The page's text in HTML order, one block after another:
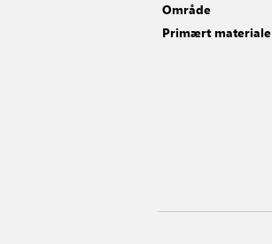
Område
Primært materiale